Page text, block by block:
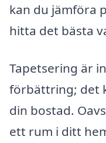
kan du jämföra
hitta det bästa
Tapetsering är
förbättring; det
din bostad.
ett rum i ditt